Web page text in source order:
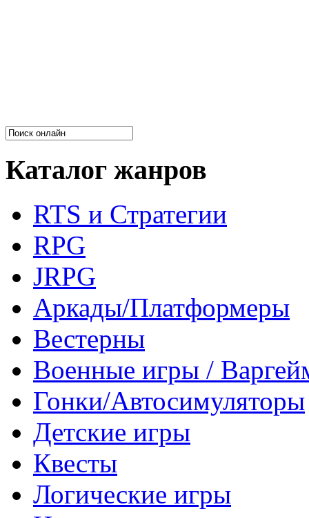
Каталог жанров
RTS и Стратегии
RPG
JRPG
Аркады/Платформеры
Вестерны
Военные игры /
Гонки/Автосимуляторы
Детские игры
Квесты
Логические игры